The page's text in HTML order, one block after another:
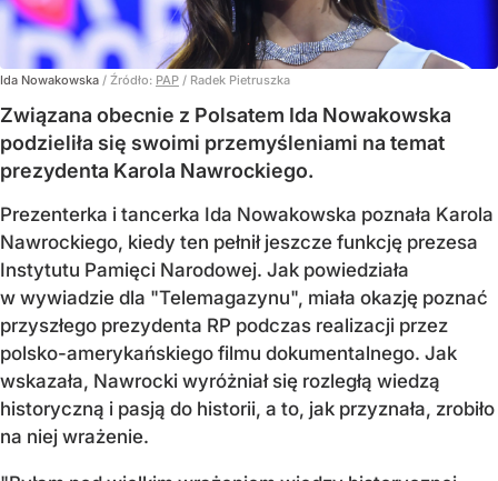
Ida Nowakowska / Źródło: PAP / Radek Pietruszka
Związana obecnie z Polsatem Ida Nowakowska
podzieliła się swoimi przemyśleniami na temat
prezydenta Karola Nawrockiego.
Prezenterka i tancerka Ida Nowakowska poznała Karola
Nawrockiego, kiedy ten pełnił jeszcze funkcję prezesa
Instytutu Pamięci Narodowej. Jak powiedziała
w wywiadzie dla "Telemagazynu", miała okazję poznać
przyszłego prezydenta RP podczas realizacji przez
polsko-amerykańskiego filmu dokumentalnego. Jak
wskazała, Nawrocki wyróżniał się rozległą wiedzą
historyczną i pasją do historii, a to, jak przyznała, zrobiło
na niej wrażenie.